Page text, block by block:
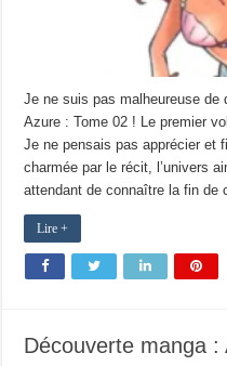
Je ne suis pas malheureuse de
Azure : Tome 02 ! Le premier
Je ne pensais pas apprécier et
charmée par le récit, l’univers
attendant de connaître la fin de
Lire +
Découverte manga :